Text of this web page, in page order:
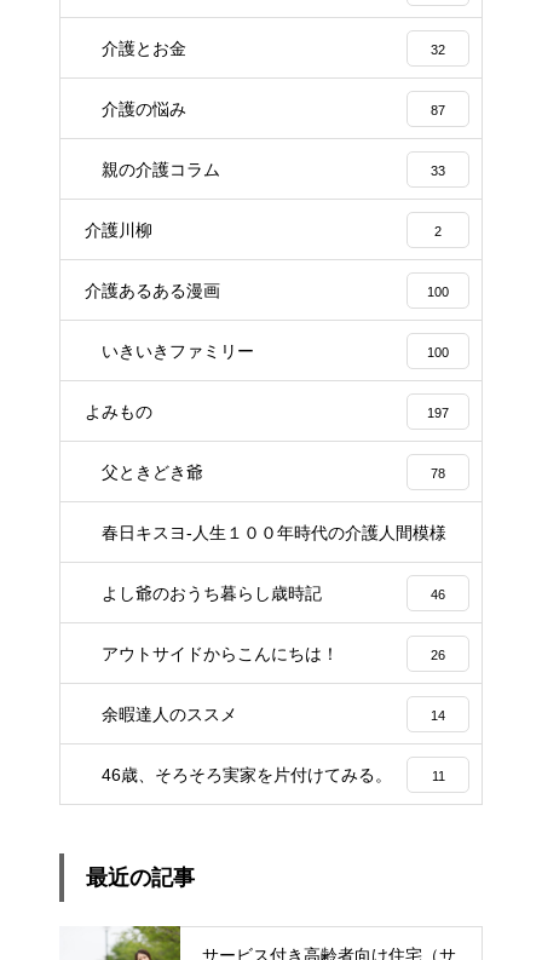
介護とお金 32
介護の悩み 87
親の介護コラム 33
介護川柳 2
介護あるある漫画 100
いきいきファミリー 100
よみもの 197
父ときどき爺 78
春日キスヨ-人生１００年時代の介護人間模様
よし爺のおうち暮らし歳時記 46
アウトサイドからこんにちは！ 26
余暇達人のススメ 14
46歳、そろそろ実家を片付けてみる。 11
最近の記事
サービス付き高齢者向け住宅（サ